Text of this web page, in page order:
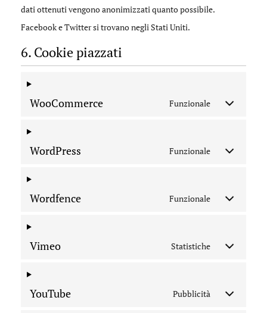
dati ottenuti vengono anonimizzati quanto possibile.
Facebook e Twitter si trovano negli Stati Uniti.
6. Cookie piazzati
WooCommerce Funzionale
WordPress Funzionale
Wordfence Funzionale
Vimeo Statistiche
YouTube Pubblicità